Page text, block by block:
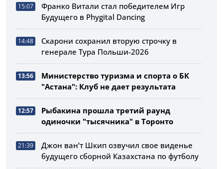
15:07
Франко Витали стал победителем Игр
Будущего в Phygital Dancing
14:48
Скарони сохранил вторую строчку в
генерале Тура Польши-2026
13:56
Министерство туризма и спорта о БК
"Астана": Клуб не дает результата
12:57
Рыбакина прошла третий раунд
одиночки "тысячника" в Торонто
21:39
Джон ван’т Шкип озвучил свое виденье
будущего сборной Казахстана по футболу